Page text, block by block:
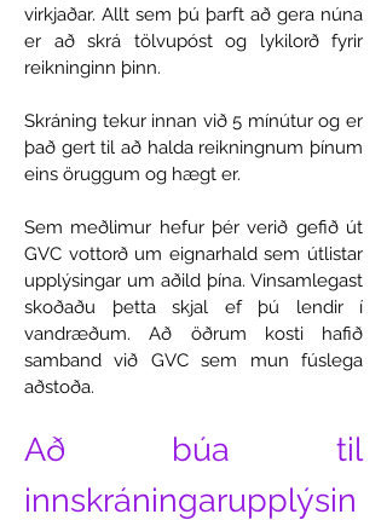
virkjaðar. Allt sem þú þarft að gera núna
er að skrá tölvupóst og lykilorð fyrir
reikninginn þinn.
Skráning tekur innan við 5 mínútur og er
það gert til að halda reikningnum þínum
eins öruggum og hægt er.
Sem meðlimur hefur þér verið gefið út
GVC vottorð um eignarhald sem útlistar
upplýsingar um aðild þína. Vinsamlegast
skoðaðu þetta skjal ef þú lendir í
vandræðum. Að öðrum kosti hafið
samband við GVC sem mun fúslega
aðstoða.
Að búa til
innskráningarupplýsin